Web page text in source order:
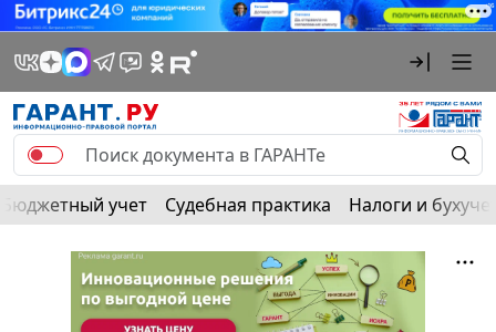
Бюджетный учет Судебная практика Налоги и